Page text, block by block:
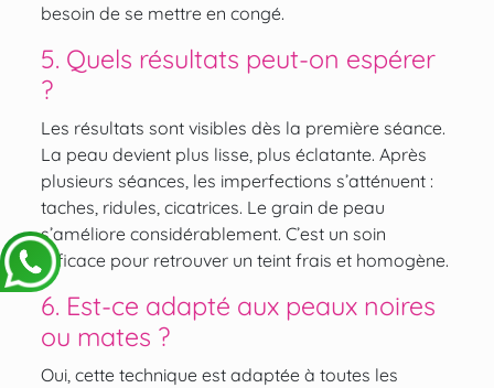
besoin de se mettre en congé.
5. Quels résultats peut-on espérer
?
Les résultats sont visibles dès la première séance.
La peau devient plus lisse, plus éclatante. Après
plusieurs séances, les imperfections s’atténuent :
taches, ridules, cicatrices. Le grain de peau
s’améliore considérablement. C’est un soin
efficace pour retrouver un teint frais et homogène.
6. Est-ce adapté aux peaux noires
ou mates ?
Oui, cette technique est adaptée à toutes les